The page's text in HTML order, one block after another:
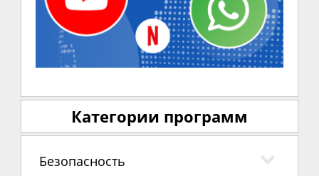
Категории программ
Безопасность